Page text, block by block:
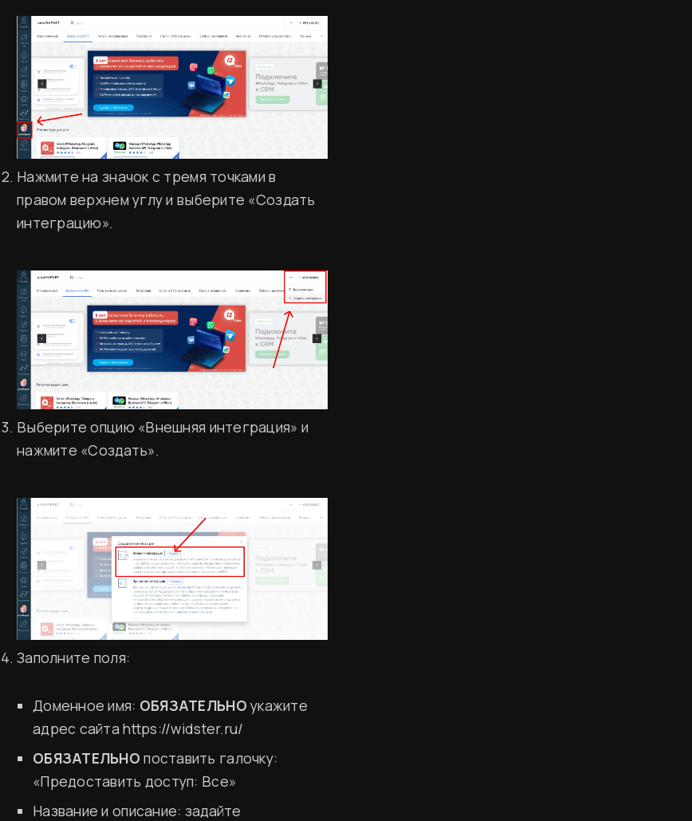
Нажмите на значок с тремя точками в
правом верхнем углу и выберите «Создать
интеграцию».
Выберите опцию «Внешняя интеграция» и
нажмите «Создать».
Заполните поля:
Доменное имя: ОБЯЗАТЕЛЬНО укажите
адрес сайтаhttps://widster.ru/
ОБЯЗАТЕЛЬНО поставить галочку:
«Предоставить доступ: Все»
Название и описание: задайте